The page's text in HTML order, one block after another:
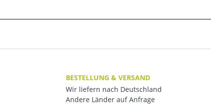
BESTELLUNG & VERSAND
Wir liefern nach Deutschland
Andere Länder auf Anfrage